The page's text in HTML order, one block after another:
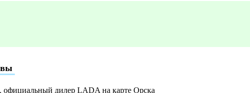
официальный дилер LADA на карте Орска